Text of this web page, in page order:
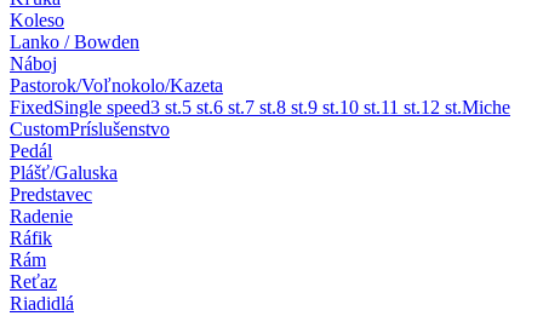
Koleso
Lanko / Bowden
Náboj
Pastorok/Voľnokolo/Kazeta
FixedSingle speed3 st.5 st.6 st.7 st.8 st.9 st.10 st.11 st.12 st.Miche
CustomPríslušenstvo
Pedál
Plášť/Galuska
Predstavec
Radenie
Ráfik
Rám
Reťaz
Riadidlá